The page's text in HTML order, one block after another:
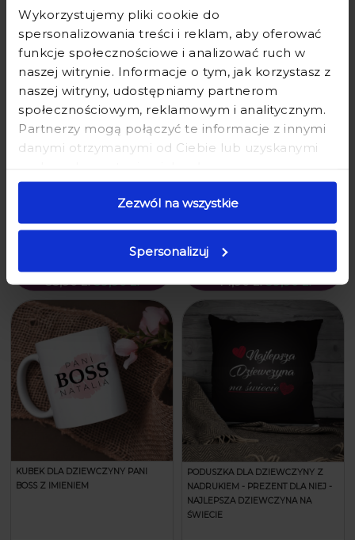
Wykorzystujemy pliki cookie do
spersonalizowania treści i reklam, aby oferować
funkcje społecznościowe i analizować ruch w
naszej witrynie. Informacje o tym, jak korzystasz z
naszej witryny, udostępniamy partnerom
społecznościowym, reklamowym i analitycznym.
Partnerzy mogą połączyć te informacje z innymi
danymi otrzymanymi od Ciebie lub uzyskanymi
Zezwól na wszystkie
Spersonalizuj
PREZENT DLA NIEJ - BOSKA
35,90 zł 39,90 zł
FARTUCH KUCHENNY Z
NADRUKIEM PREZENT DLA
44,90 zł 59,90 zł
KUBEK DLA DZIEWCZYNY PANI
BOSS Z IMIENIEM
PODUSZKA DLA DZIEWCZYNY Z
NADRUKIEM - PREZENT DLA NIEJ -
NAJLEPSZA DZIEWCZYNA NA
ŚWIECIE